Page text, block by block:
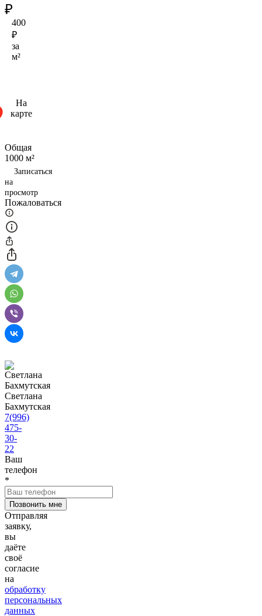
₽
400
₽
за
м²
На
карте
Общая
1000 м²
Записаться
на
просмотр
Пожаловаться
Светлана
Бахмутская
7(996)
475-
30-
22
Ваш
телефон
*
Отправляя
заявку,
вы
даёте
своё
согласие
на
обработку
персональных
данных